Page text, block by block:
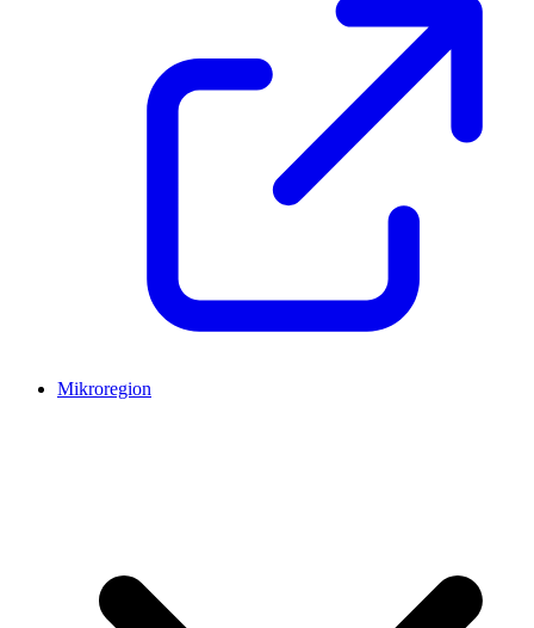
Mikroregion